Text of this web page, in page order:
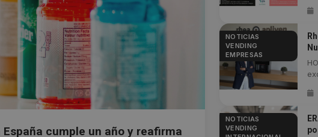
España cumple un año y reafirma
NOTICIAS
VENDING
EMPRESAS
NOTICIAS
VENDING